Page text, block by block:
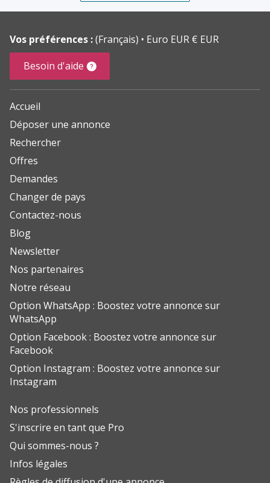
Vos préférences :(Français)
Euro EUR € EUR
Besoin d'aide
Accueil
Déposer une annonce
Rechercher
Offres
Demandes
Changer de pays
Contactez-nous
Blog
Newsletter
Nos partenaires
Notre réseau
Option WhatsApp : Boostez votre annonce sur
WhatsApp
Option Facebook : Boostez votre annonce sur
Facebook
Option Instagram : Boostez votre annonce sur
Instagram
Nos professionnels
S'inscrire en tant que Pro
Qui sommes-nous ?
Infos légales